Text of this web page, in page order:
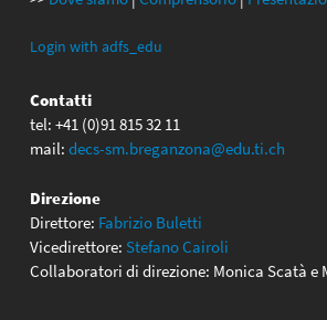
Login with adfs_edu
Contatti
tel: +41 (0)91 815 32 11
mail: decs-sm.breganzona@edu.ti.ch
Direzione
Direttore: Fabrizio Buletti
Vicedirettore: Stefano Cairoli
Collaboratori di direzione: Monica Scatà e